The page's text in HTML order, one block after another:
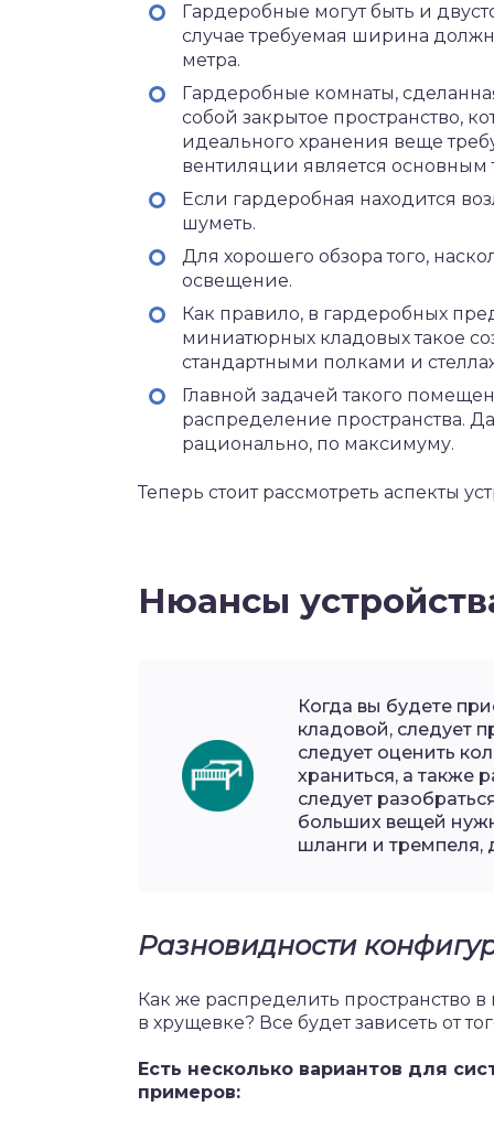
Гардеробные могут быть и
случае требуемая ширина
метра.
Гардеробные комнаты,
собой закрытое пространство,
идеального хранения веще
вентиляции является основным
Если гардеробная находится
шуметь.
Для хорошего обзора того,
освещение.
Как правило, в гардеробных
миниатюрных кладовых такое
стандартными полками и
Главной задачей такого
распределение пространства.
рационально, по максимуму.
Теперь стоит рассмотреть аспекты
Нюансы
Когда вы будете
кладовой, следует
следует оценить
храниться, а также
следует
больших вещей
шланги и
Разновидности
Как же распределить пространство
в хрущевке? Все будет зависеть от
Есть несколько вариантов для
примеров: